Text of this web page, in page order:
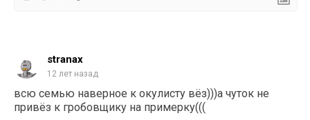
stranax
12 лет назад
всю семью наверное к окулисту вёз)))а чуток не
привёз к гробовщику на примерку(((